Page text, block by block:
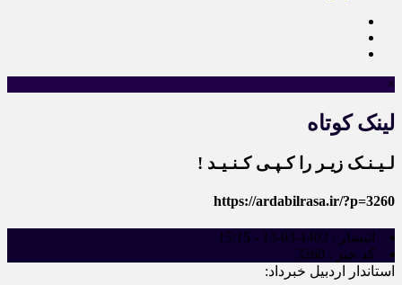
×
لینک کوتاه
لـیـنـک زیـر را کـپـی کـنـیـد !
https://ardabilrasa.ir/?p=3260
انتشار : 1402-03-13 - 15:15
کد خبر : 3260
استاندار اردبیل خبرداد: